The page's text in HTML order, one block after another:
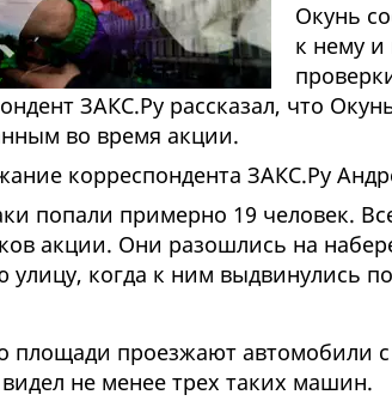
Окунь
к нему
ЗАКС.Ру рассказал, что
во время акции.
попали примерно 19 человек.
акции. Они разошлись на
улицу, когда к ним выдвинулись
площади проезжают автомобили
не менее трех таких машин.